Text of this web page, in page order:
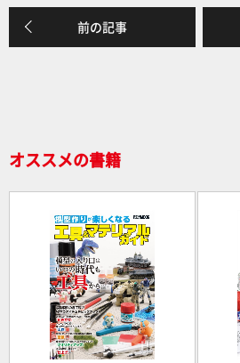
前の記事
オススメの書籍